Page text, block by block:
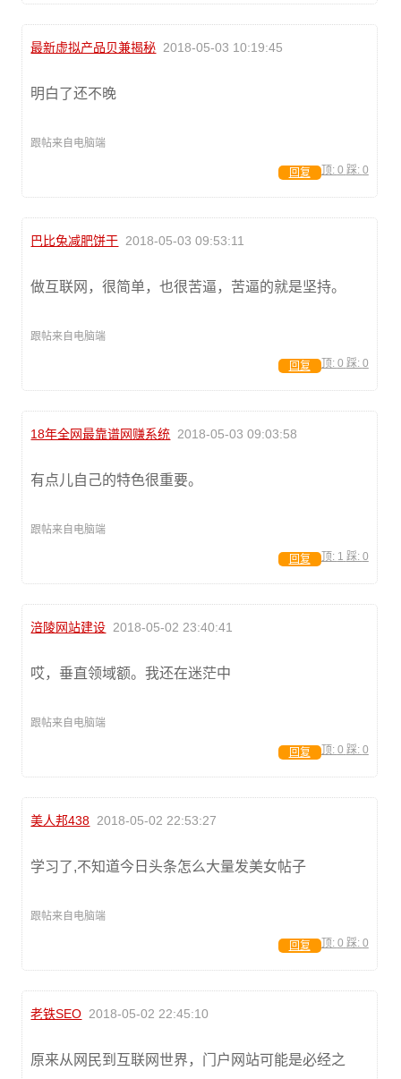
最新虚拟产品贝兼揭秘 2018-05-03 10:19:45
明白了还不晚
跟帖来自电脑端
顶: 0 踩: 0
回复
巴比兔减肥饼干 2018-05-03 09:53:11
做互联网，很简单，也很苦逼，苦逼的就是坚持。
跟帖来自电脑端
顶: 0 踩: 0
回复
18年全网最靠谱网赚系统 2018-05-03 09:03:58
有点儿自己的特色很重要。
跟帖来自电脑端
顶: 1 踩: 0
回复
涪陵网站建设 2018-05-02 23:40:41
哎，垂直领域额。我还在迷茫中
跟帖来自电脑端
顶: 0 踩: 0
回复
美人邦438 2018-05-02 22:53:27
学习了,不知道今日头条怎么大量发美女帖子
跟帖来自电脑端
顶: 0 踩: 0
回复
老铁SEO 2018-05-02 22:45:10
原来从网民到互联网世界，门户网站可能是必经之